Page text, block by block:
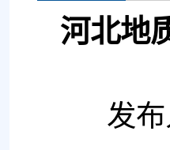
河北地
发